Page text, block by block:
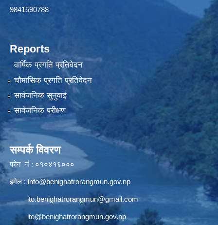
9841590788
Reports
वार्षिक प्रगति प्रतिवेदन
चौमासिक प्रगति प्रतिवेदन
सार्वजनिक सुनुवाई
सार्वजनिक परीक्षण
सम्पर्क विवरण
फोन नं : ०१०४१६०००
इमेल :info@benighatrorangmun.gov.np
ito.benighatrorangmun@gmail.com
ito@benighatrorangmun.gov.np